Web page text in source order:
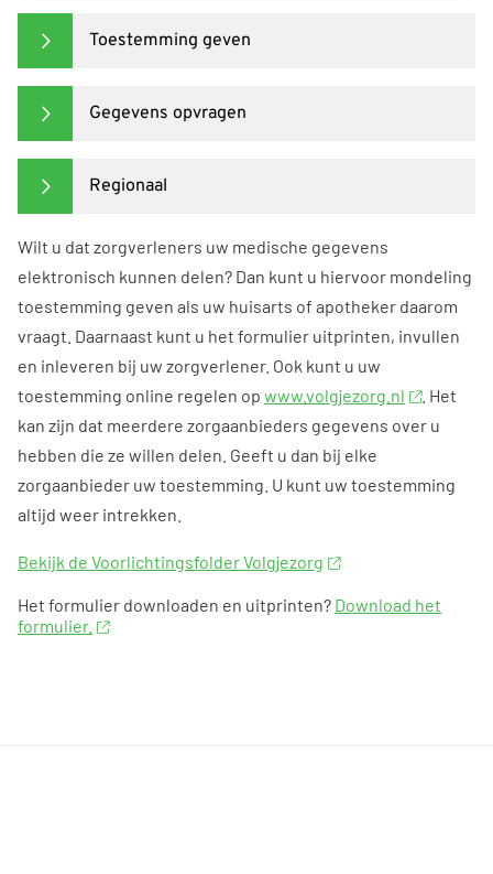
Toestemming geven
Gegevens opvragen
Regionaal
Wilt u dat zorgverleners uw medische gegevens
elektronisch kunnen delen? Dan kunt u hiervoor mondeling
toestemming geven als uw huisarts of apotheker daarom
vraagt. Daarnaast kunt u het formulier uitprinten, invullen
en inleveren bij uw zorgverlener. Ook kunt u uw
toestemming online regelen op www.volgjezorg.nl
. Het
kan zijn dat meerdere zorgaanbieders gegevens over u
hebben die ze willen delen. Geeft u dan bij elke
zorgaanbieder uw toestemming. U kunt uw toestemming
altijd weer intrekken.
Bekijk de Voorlichtingsfolder Volgjezorg
Het formulier downloaden en uitprinten? Download het
formulier.